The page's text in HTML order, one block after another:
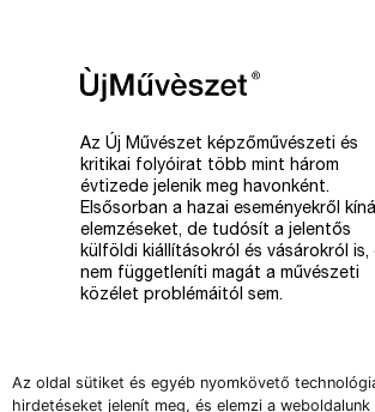
Az oldal sütiket és egyéb nyomkövető
hirdetéseket jelenít meg, és elemzi a
Az Új Művészet képzőművészeti és
kritikai folyóirat több mint három
évtizede jelenik meg havonként.
Elsősorban a hazai eseményekről kínál
elemzéseket, de tudósít a jelentős
külföldi kiállításokról és vásárokról is,
nem függetleníti magát a művészeti
közélet problémáitól sem.